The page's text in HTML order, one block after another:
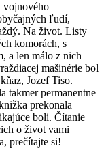
vojnového
ľudí,
Na život. Listy
komorách, s
a len málo z nich
mašinérie bol
Jozef Tiso.
takmer permanentne
prekonala
boli. Čítanie
o život vami
prečítajte si!